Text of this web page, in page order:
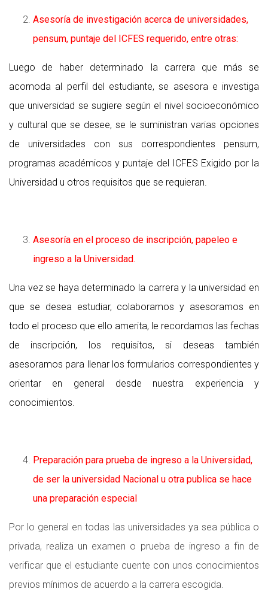
Asesoría de investigación acerca de universidades,
pensum, puntaje del ICFES requerido, entre otras:
Luego de haber determinado la carrera que más se
acomoda al perfil del estudiante, se asesora e investiga
que universidad se sugiere según el nivel socioeconómico
y cultural que se desee, se le suministran varias opciones
de universidades con sus correspondientes pensum,
programas académicos y puntaje del ICFES Exigido por la
Universidad u otros requisitos que se requieran.
Asesoría en el proceso de inscripción, papeleo e
ingreso a la Universidad.
Una vez se haya determinado la carrera y la universidad en
que se desea estudiar, colaboramos y asesoramos en
todo el proceso que ello amerita, le recordamos las fechas
de inscripción, los requisitos, si deseas también
asesoramos para llenar los formularios correspondientes y
orientar en general desde nuestra experiencia y
conocimientos.
Preparación para prueba de ingreso a la Universidad,
de ser la universidad Nacional u otra publica se hace
una preparación especial
Por lo general en todas las universidades ya sea pública o
privada, realiza un examen o prueba de ingreso a fin de
verificar que el estudiante cuente con unos conocimientos
previos mínimos de acuerdo a la carrera escogida.